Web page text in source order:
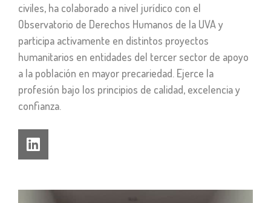
civiles, ha colaborado a nivel jurídico con el
Observatorio de Derechos Humanos de la UVA y
participa activamente en distintos proyectos
humanitarios en entidades del tercer sector de apoyo
a la población en mayor precariedad. Ejerce la
profesión bajo los principios de calidad, excelencia y
confianza.